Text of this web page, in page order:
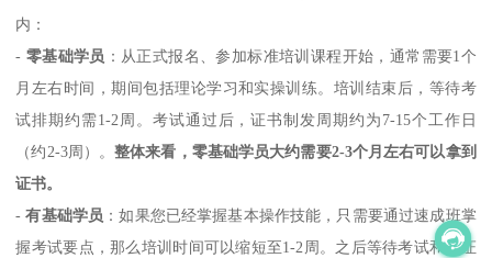
内：
- 零基础学员 ：从正式报名、参加标准培训课程开始，通常需要1个
月左右时间，期间包括理论学习和实操训练。培训结束后，等待考
试排期约需1-2周。考试通过后，证书制发周期约为7-15个工作日
（约2-3周）。整体来看，零基础学员大约需要2-3个月左右可以拿到
证书。
-有基础学员 ：如果您已经掌握基本操作技能，只需要通过速成班掌
握考试要点，那么培训时间可以缩短至1-2周。之后等待考试和拿证